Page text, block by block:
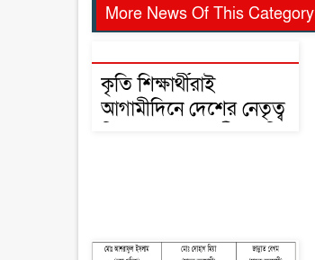
More News Of This Category
কৃতি শিক্ষার্থীরাই
আগামীদিনে দেশের নেতৃত্ব